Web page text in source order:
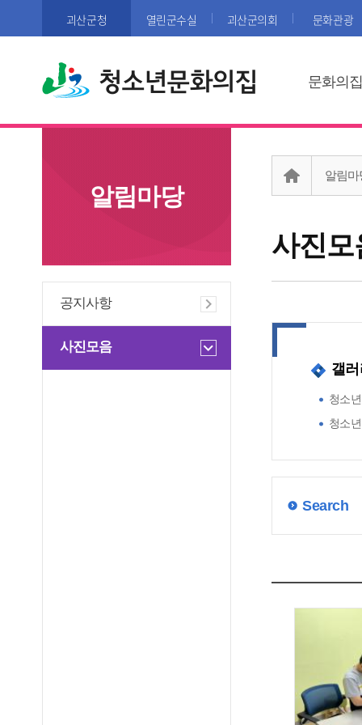
괴산군청 열린군수실 괴산군의회 문화관광
청소년문화의집 문화의
알림마당
공지사항
사진모음
사진모
알림마
갤
청소
청소
Search